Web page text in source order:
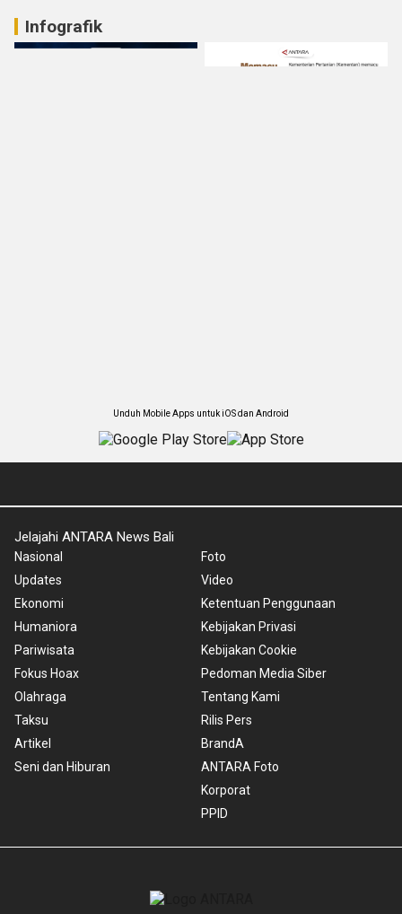
Infografik
Unduh Mobile Apps untuk iOS dan Android
Jelajahi ANTARA News Bali
Nasional
Updates
Ekonomi
Humaniora
Pariwisata
Fokus Hoax
Olahraga
Taksu
Artikel
Seni dan Hiburan
Foto
Video
Ketentuan Penggunaan
Kebijakan Privasi
Kebijakan Cookie
Pedoman Media Siber
Tentang Kami
Rilis Pers
BrandA
ANTARA Foto
Korporat
PPID